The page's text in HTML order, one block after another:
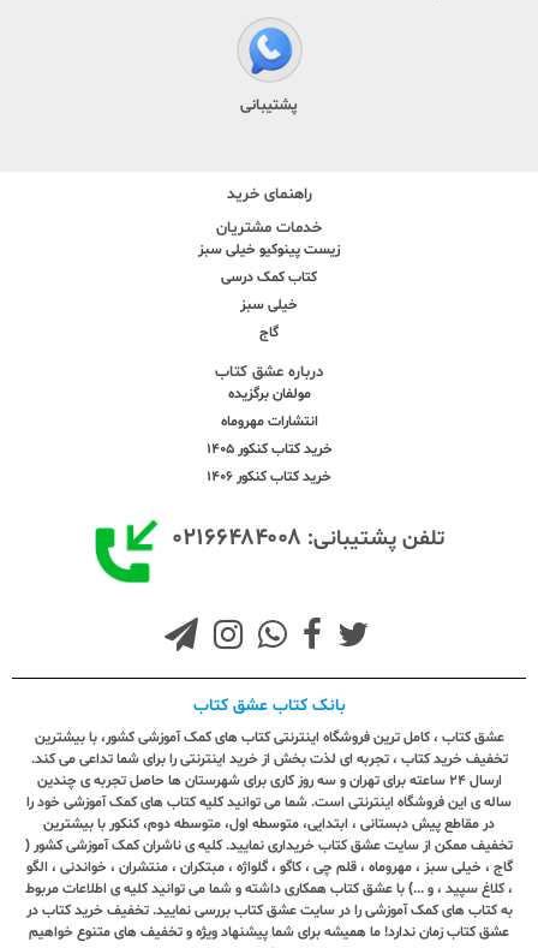
پشتیبانی
راهنمای خرید
خدمات مشتریان
زیست پینوکیو خیلی سبز
کتاب کمک درسی
خیلی سبز
گاج
درباره عشق کتاب
مولفان برگزیده
انتشارات مهروماه
خرید کتاب کنکور 1405
خرید کتاب کنکور 1406
تلفن پشتیبانی: ۰۲۱۶۶۴۸۴۰۰۸
بانک کتاب عشق کتاب
عشق کتاب ، کامل ترین فروشگاه اینترنتی کتاب های کمک آموزشی کشور، با بیشترین
تخفیف خرید کتاب ، تجربه ای لذت بخش از خرید اینترنتی را برای شما تداعی می کند.
ارسال ٢٤ ساعته برای تهران و سه روز کاری برای شهرستان ها حاصل تجربه ی چندین
ساله ی این فروشگاه اینترنتی است. شما می توانید کلیه کتاب های کمک آموزشی خود را
در مقاطع پیش دبستانی ، ابتدایی، متوسطه اول، متوسطه دوم، کنکور با بیشترین
تخفیف ممکن از سایت عشق کتاب خریداری نمایید. کلیه ی ناشران کمک آموزشی کشور (
گاج ، خیلی سبز ، مهروماه ، قلم چی ، کاگو ، گلواژه ، مبتکران ، منتشران ، خواندنی ، الگو
، کلاغ سپید ، و ...) با عشق کتاب همکاری داشته و شما می توانید کلیه ی اطلاعات مربوط
به کتاب های کمک آموزشی را در سایت عشق کتاب بررسی نمایید. تخفیف خرید کتاب در
عشق کتاب زمان ندارد! ما همیشه برای شما پیشنهاد ویژه و تخفیف های متنوع خواهیم